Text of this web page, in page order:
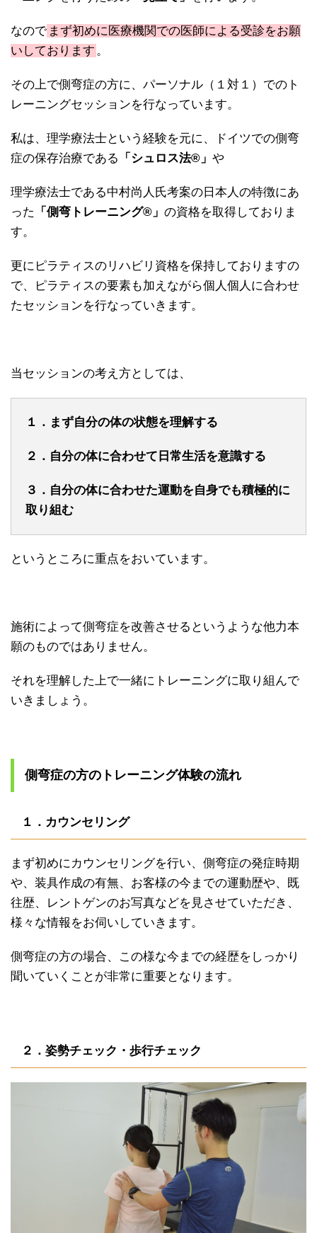
なので まず初めに医療機関での医師による受診をお願
いしております 。
その上で側弯症の方に、パーソナル（１対１）でのト
レーニングセッションを行なっています。
私は、理学療法士という経験を元に、ドイツでの側弯
症の保存治療である
「シュロス法®️」 や
理学療法士である中村尚人氏考案の日本人の特徴にあ
った
「側弯トレーニング®️」 の資格を取得しておりま
す。
更にピラティスのリハビリ資格を保持しておりますの
で、ピラティスの要素も加えながら個人個人に合わせ
たセッションを行なっていきます。
当セッションの考え方としては、
１．まず自分の体の状態を理解する
２．自分の体に合わせて日常生活を意識する
３．自分の体に合わせた運動を自身でも積極的に
取り組む
というところに重点をおいています。
施術によって側弯症を改善させるというような他力本
願のものではありません。
それを理解した上で一緒にトレーニングに取り組んで
いきましょう。
側弯症の方のトレーニング体験の流れ
１．カウンセリング
まず初めにカウンセリングを行い、側弯症の発症時期
や、装具作成の有無、 お客様の今までの運動歴や、既
往歴、レントゲンのお写真などを見させていただき、
様々な情報をお伺いしていきます。
側弯症の方の場合、この様な今までの経歴をしっかり
聞いていくことが非常に重要となります。
２．姿勢チェック・歩行チェック